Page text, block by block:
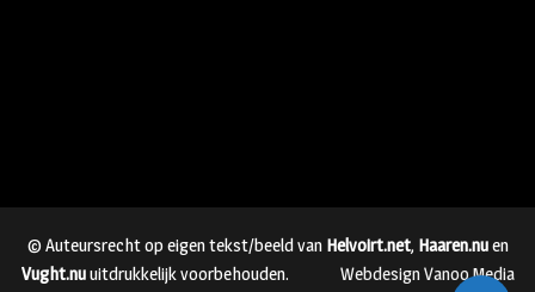
© Auteursrecht op eigen tekst/beeld van Helvoirt.net, Haaren.nuen
Vught.nuuitdrukkelijk voorbehouden.
Webdesign Vanoo Media